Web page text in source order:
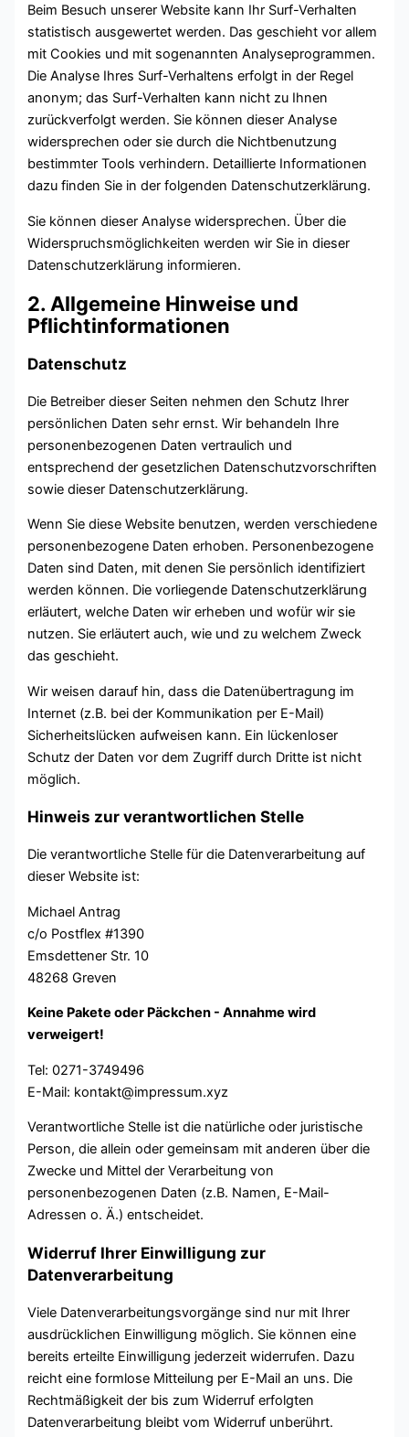
Beim Besuch unserer Website kann Ihr Surf-Verhalten
statistisch ausgewertet werden. Das geschieht vor allem
mit Cookies und mit sogenannten Analyseprogrammen.
Die Analyse Ihres Surf-Verhaltens erfolgt in der Regel
anonym; das Surf-Verhalten kann nicht zu Ihnen
zurückverfolgt werden. Sie können dieser Analyse
widersprechen oder sie durch die Nichtbenutzung
bestimmter Tools verhindern. Detaillierte Informationen
dazu finden Sie in der folgenden Datenschutzerklärung.
Sie können dieser Analyse widersprechen. Über die
Widerspruchsmöglichkeiten werden wir Sie in dieser
Datenschutzerklärung informieren.
2. Allgemeine Hinweise und
Pflichtinformationen
Datenschutz
Die Betreiber dieser Seiten nehmen den Schutz Ihrer
persönlichen Daten sehr ernst. Wir behandeln Ihre
personenbezogenen Daten vertraulich und
entsprechend der gesetzlichen Datenschutzvorschriften
sowie dieser Datenschutzerklärung.
Wenn Sie diese Website benutzen, werden verschiedene
personenbezogene Daten erhoben. Personenbezogene
Daten sind Daten, mit denen Sie persönlich identifiziert
werden können. Die vorliegende Datenschutzerklärung
erläutert, welche Daten wir erheben und wofür wir sie
nutzen. Sie erläutert auch, wie und zu welchem Zweck
das geschieht.
Wir weisen darauf hin, dass die Datenübertragung im
Internet (z.B. bei der Kommunikation per E-Mail)
Sicherheitslücken aufweisen kann. Ein lückenloser
Schutz der Daten vor dem Zugriff durch Dritte ist nicht
möglich.
Hinweis zur verantwortlichen Stelle
Die verantwortliche Stelle für die Datenverarbeitung auf
dieser Website ist:
Michael Antrag
c/o Postflex #1390
Emsdettener Str. 10
48268 Greven
Keine Pakete oder Päckchen - Annahme wird
verweigert!
Tel: 0271-3749496
E-Mail: kontakt@impressum.xyz
Verantwortliche Stelle ist die natürliche oder juristische
Person, die allein oder gemeinsam mit anderen über die
Zwecke und Mittel der Verarbeitung von
personenbezogenen Daten (z.B. Namen, E-Mail-
Adressen o. Ä.) entscheidet.
Widerruf Ihrer Einwilligung zur
Datenverarbeitung
Viele Datenverarbeitungsvorgänge sind nur mit Ihrer
ausdrücklichen Einwilligung möglich. Sie können eine
bereits erteilte Einwilligung jederzeit widerrufen. Dazu
reicht eine formlose Mitteilung per E-Mail an uns. Die
Rechtmäßigkeit der bis zum Widerruf erfolgten
Datenverarbeitung bleibt vom Widerruf unberührt.